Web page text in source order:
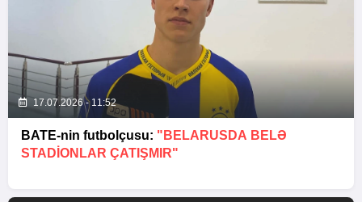
17.07.2026 - 11:52
BATE-nin futbolçusu: "BELARUSDA BELƏ
STADIONLAR ÇATIŞMIR"